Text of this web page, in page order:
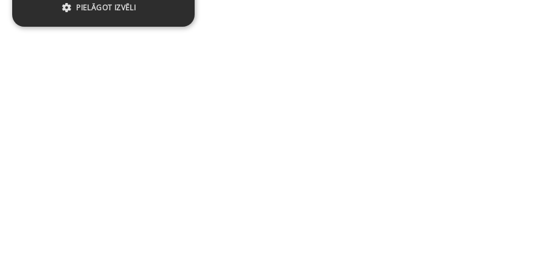
PIELĀGOT IZVĒLI